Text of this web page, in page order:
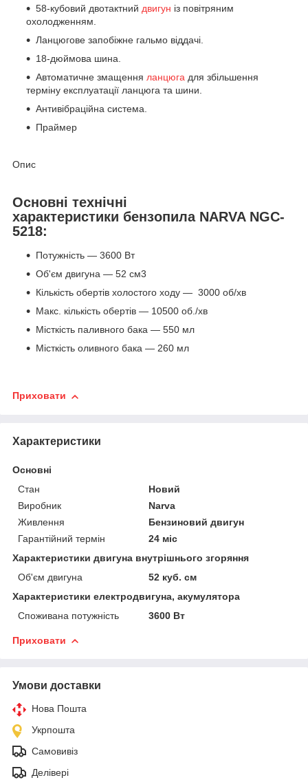
58-кубовий двотактний двигун із повітряним
охолодженням.
Ланцюгове запобіжне гальмо віддачі.
18-дюймова шина.
Автоматичне змащення ланцюга для збільшення
терміну експлуатації ланцюга та шини.
Антивібраційна система.
Праймер
Опис
Основні технічні
характеристики бензопила NARVA NGC-
5218:
Потужність — 3600 Вт
Об'єм двигуна — 52 см3
Кількість обертів холостого ходу — 3000 об/хв
Макс. кількість обертів — 10500 об./хв
Місткість паливного бака — 550 мл
Місткість оливного бака — 260 мл
Приховати
Характеристики
Основні
Стан
Новий
Виробник
Narva
Живлення
Бензиновий двигун
Гарантійний термін
24 міс
Характеристики двигуна внутрішнього згоряння
Об'єм двигуна
52 куб. см
Характеристики електродвигуна, акумулятора
Споживана потужність
3600 Вт
Приховати
Умови доставки
Нова Пошта
Укрпошта
Самовивіз
Делівері